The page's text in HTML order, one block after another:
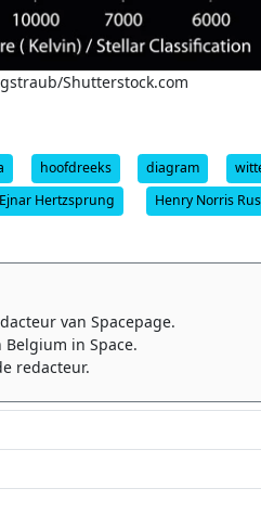
Shutterstock.com
hoofdreeks diagram
Ejnar Hertzsprung Henry Norris
van Spacepage.
in Space.
redacteur.